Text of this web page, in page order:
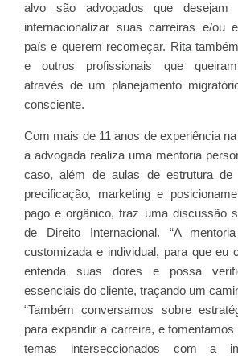
alvo são advogados que desejam
internacionalizar suas carreiras e/ou
país e querem recomeçar. Rita
e outros profissionais que queiram
através de um planejamento
consciente.
Com mais de 11 anos de experiência
a advogada realiza uma mentoria
caso, além de aulas de estrutura de
precificação, marketing e
pago e orgânico, traz uma discussão
de Direito Internacional. “A
customizada e individual, para que eu
entenda suas dores e possa
essenciais do cliente, traçando um
“Também conversamos sobre
para expandir a carreira, e
temas interseccionados com a